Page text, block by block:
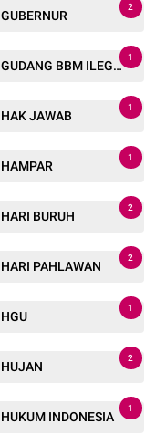
GUBERNUR
2
GUDANG BBM ILEGAL
1
HAK JAWAB
1
HAMPAR
1
HARI BURUH
2
HARI PAHLAWAN
2
HGU
1
HUJAN
2
HUKUM INDONESIA
1